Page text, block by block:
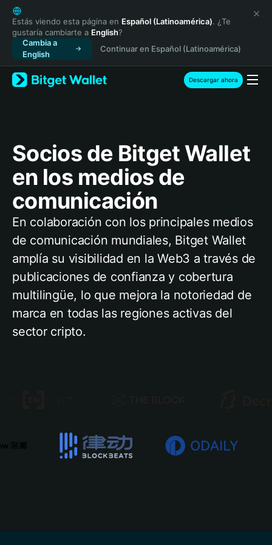
English
日本語
Tiếng Việt
Русский
Español (Latinoamérica)
Türkçe
繁體中文
Português (Portugal)
Bahasa Indonesia
ภาษาไทย
हिन्दी
বাংলা
Español
Português (Brasil)
Español (Argentina)
Estás viendo esta página en Español (Latinoamérica). ¿Te
gustaría cambiarte a English?
Cambia a
English
Continuar en Español (Latinoamérica)
Descargar ahora
Socios de Bitget Wallet
en los medios de
comunicación
En colaboración con los principales medios
de comunicación mundiales, Bitget Wallet
amplía su visibilidad en la Web3 a través de
publicaciones de confianza y cobertura
multilingüe, lo que mejora la notoriedad de
marca en todas las regiones activas del
sector cripto.